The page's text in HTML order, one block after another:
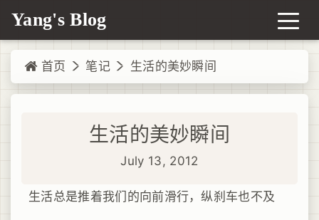
Yang's Blog
首页 笔记 生活的美妙瞬间
生活的美妙瞬间
July 13, 2012
生活总是推着我们的向前滑行，纵刹车也不及